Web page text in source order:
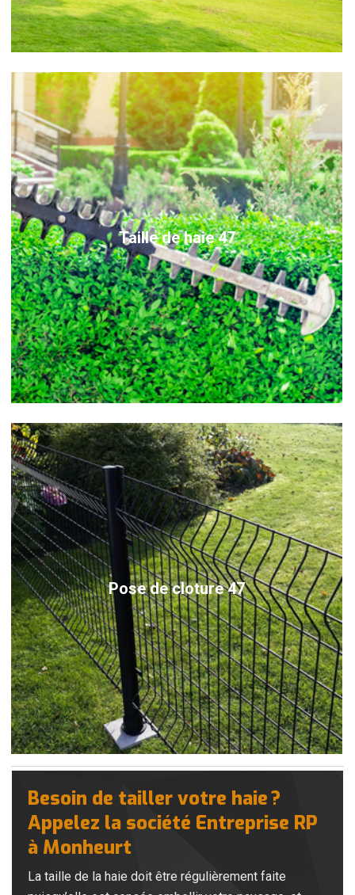
Taille de haie 47
Pose de cloture 47
Besoin de tailler votre haie ?
Appelez la société Entreprise RP
à Monheurt
La taille de la haie doit être régulièrement faite